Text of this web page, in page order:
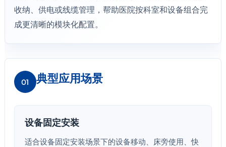
收纳、供电或线缆管理，帮助医院按科室和设备组合完
成更清晰的模块化配置。
01 典型应用场景
设备固定安装
适合设备固定安装场景下的设备移动、床旁使用、快